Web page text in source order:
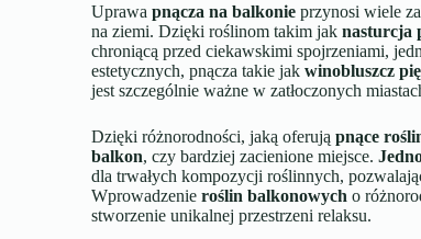
Uprawa pnącza na balkonieprzynosi wiele
na ziemi. Dzięki roślinom takim jak nasturcja
chroniącą przed ciekawskimi spojrzeniami,
estetycznych, pnącza takie jak winobluszcz
jest szczególnie ważne w zatłoczonych
Dzięki różnorodności, jaką oferują pnące
balkon, czy bardziej zacienione miejsce.
dla trwałych kompozycji roślinnych,
Wprowadzenie roślin balkonowych o
stworzenie unikalnej przestrzeni relaksu.